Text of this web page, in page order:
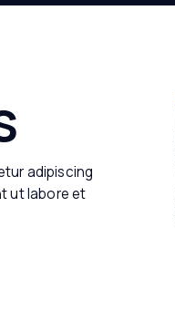
adipiscing
ut labore et